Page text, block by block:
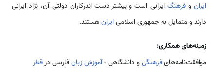
ایرانوفرهنگ ایرانی است و بیشتر دست ‌اندرکاران دولتی آن، نژاد ایرانی
دارند و متمایل به جمهوری اسلامیایرانهستند.
زمینه‌های همکاری:
موافقت‌نامه‌هایفرهنگیو دانشگاهی -آموزشزبانفارسی درقطر